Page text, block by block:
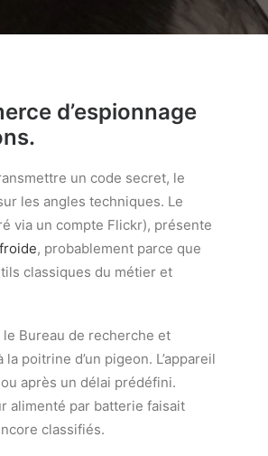
d’espionnage
un code secret, le
les angles techniques. Le
via un compte Flickr), présente
, probablement parce que
classiques du métier et
Bureau de recherche et
poitrine d’un pigeon. L’appareil
après un délai prédéfini.
alimenté par batterie faisait
classifiés.